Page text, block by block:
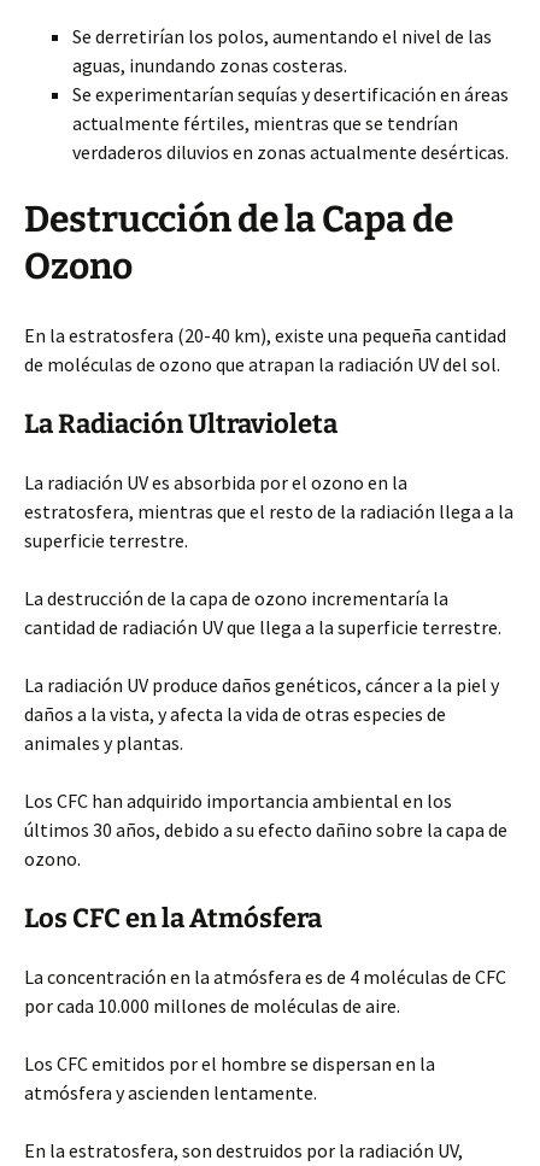
Se derretirían los polos, aumentando el nivel de las
aguas, inundando zonas costeras.
Se experimentarían sequías y desertificación en áreas
actualmente fértiles, mientras que se tendrían
verdaderos diluvios en zonas actualmente desérticas.
Destrucción de la Capa de
Ozono
En la estratosfera (20-40 km), existe una pequeña cantidad
de moléculas de ozono que atrapan la radiación UV del sol.
La Radiación Ultravioleta
La radiación UV es absorbida por el ozono en la
estratosfera, mientras que el resto de la radiación llega a la
superficie terrestre.
La destrucción de la capa de ozono incrementaría la
cantidad de radiación UV que llega a la superficie terrestre.
La radiación UV produce daños genéticos, cáncer a la piel y
daños a la vista, y afecta la vida de otras especies de
animales y plantas.
Los CFC han adquirido importancia ambiental en los
últimos 30 años, debido a su efecto dañino sobre la capa de
ozono.
Los CFC en la Atmósfera
La concentración en la atmósfera es de 4 moléculas de CFC
por cada 10.000 millones de moléculas de aire.
Los CFC emitidos por el hombre se dispersan en la
atmósfera y ascienden lentamente.
En la estratosfera, son destruidos por la radiación UV,